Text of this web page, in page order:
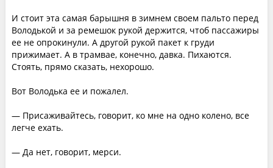
И стоит эта самая барышня в зимнем своем пальто перед
Володькой и за ремешок рукой держится, чтоб пассажиры
ее не опрокинули. А другой рукой пакет к груди
прижимает. А в трамвае, конечно, давка. Пихаются.
Стоять, прямо сказать, нехорошо.
Вот Володька ее и пожалел.
— Присаживайтесь, говорит, ко мне на одно колено, все
легче ехать.
— Да нет, говорит, мерси.